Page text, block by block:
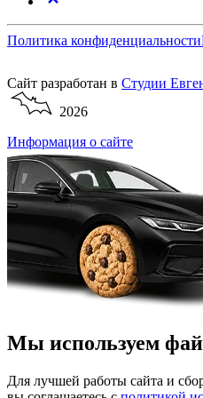
Политика конфиденциальности
Сайт разработан в Студии
2026
Информация о сайте
Мы используем
Для лучшей работы сайта и